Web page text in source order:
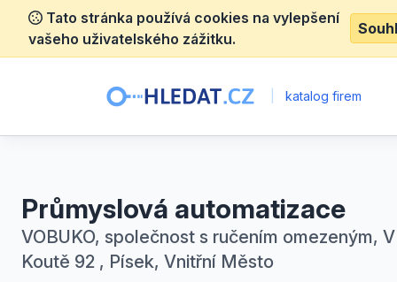
Tato stránka používá cookies na vylepšení
vašeho uživatelského zážitku.
katalog firem
Průmyslová automatizace
VOBUKO, společnost s ručením omezeným, V
Koutě 92 , Písek, Vnitřní Město